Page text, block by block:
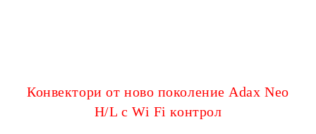
Конвектори от ново поколение Adax Neo
H/L с Wi Fi контрол